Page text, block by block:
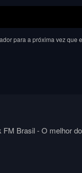
para a próxima vez que
FM Brasil - O melhor